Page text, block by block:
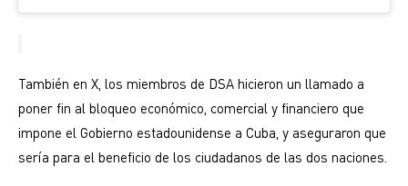
También en X, los miembros de DSA hicieron un llamado a
poner fin al bloqueo económico, comercial y financiero que
impone el Gobierno estadounidense a Cuba, y aseguraron que
sería para el beneficio de los ciudadanos de las dos naciones.